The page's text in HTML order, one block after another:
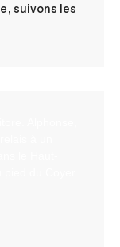
suivons les